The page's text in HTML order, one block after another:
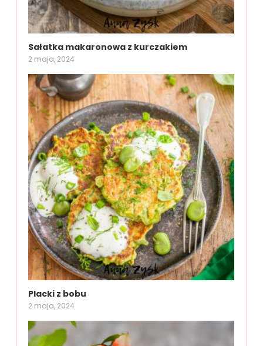
Sałatka makaronowa z kurczakiem
2 maja, 2024
Placki z bobu
2 maja, 2024